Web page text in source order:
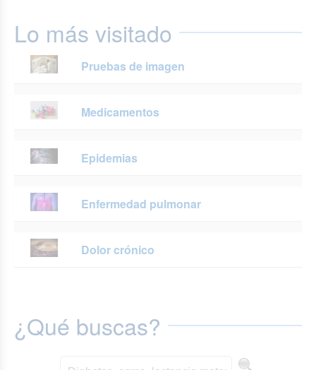
Lo más visitado
Pruebas de imagen
Medicamentos
Epidemias
Enfermedad pulmonar
Dolor crónico
¿Qué buscas?